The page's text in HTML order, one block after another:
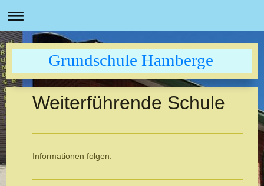
Grundschule Hamberge
Weiterführende Schule
Informationen folgen.